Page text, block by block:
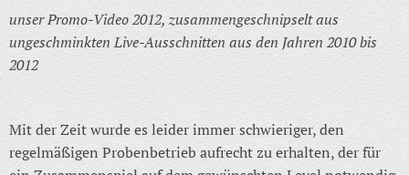
unser Promo-Video 2012, zusammengeschnipselt aus
ungeschminkten Live-Ausschnitten aus den Jahren 2010 bis
2012
Mit der Zeit wurde es leider immer schwieriger, den
regelmäßigen Probenbetrieb aufrecht zu erhalten, der für